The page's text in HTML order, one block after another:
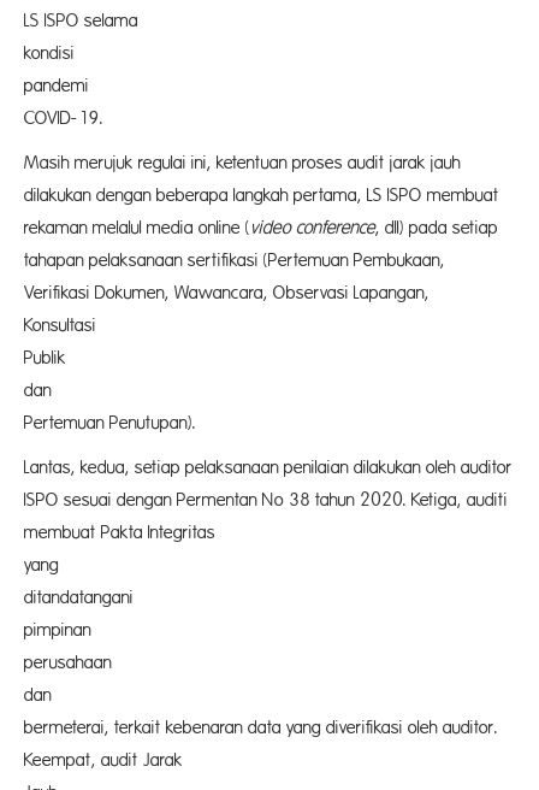
LS ISPO selama
COVID-19.
Masih merujuk regulai ini, ketentuan proses audit jarak jauh
dilakukan dengan beberapa langkah pertama, LS ISPO membuat
rekaman melalul media online (video conference, dll) pada setiap
tahapan pelaksanaan sertifikasi (Pertemuan Pembukaan,
Verifikasi Dokumen, Wawancara, Observasi Lapangan,
Publik
Pertemuan Penutupan).
Lantas, kedua, setiap pelaksanaan penilaian dilakukan oleh auditor
ISPO sesuai dengan Permentan No 38 tahun 2020. Ketiga, auditi
membuat Pakta lntegritas
ditandatangani
perusahaan
bermeterai, terkait kebenaran data yang diverifikasi oleh auditor.
Keempat, audit Jarak